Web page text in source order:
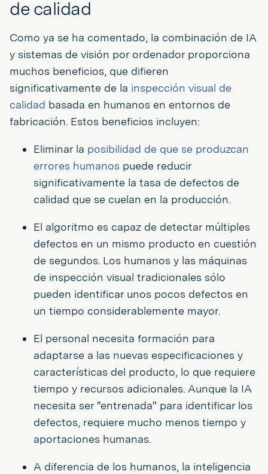
de calidad
Como ya se ha comentado, la combinación de IA
y sistemas de visión por ordenador proporciona
muchos beneficios, que difieren
significativamente de la inspección visual de
calidad basada en humanos en entornos de
fabricación. Estos beneficios incluyen:
Eliminar la posibilidad de que se produzcan
errores humanos puede reducir
significativamente la tasa de defectos de
calidad que se cuelan en la producción.
El algoritmo es capaz de detectar múltiples
defectos en un mismo producto en cuestión
de segundos. Los humanos y las máquinas
de inspección visual tradicionales sólo
pueden identificar unos pocos defectos en
un tiempo considerablemente mayor.
El personal necesita formación para
adaptarse a las nuevas especificaciones y
características del producto, lo que requiere
tiempo y recursos adicionales. Aunque la IA
necesita ser "entrenada" para identificar los
defectos, requiere mucho menos tiempo y
aportaciones humanas.
A diferencia de los humanos, la inteligencia